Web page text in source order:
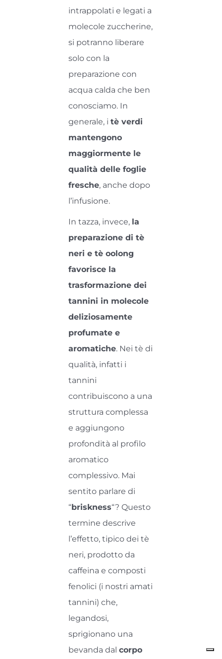
intrappolati e legati a
molecole zuccherine,
si potranno liberare
solo con la
preparazione con
acqua calda che ben
conosciamo. In
generale, i tè verdi
mantengono
maggiormente le
qualità delle foglie
fresche, anche dopo
l’infusione.
In tazza, invece, la
preparazione di tè
neri e tè oolong
favorisce la
trasformazione dei
tannini in molecole
deliziosamente
profumate e
aromatiche. Nei tè di
qualità, infatti i
tannini
contribuiscono a una
struttura complessa
e aggiungono
profondità al profilo
aromatico
complessivo. Mai
sentito parlare di
“ briskness“? Questo
termine descrive
l’effetto, tipico dei tè
neri, prodotto da
caffeina e composti
fenolici (i nostri amati
tannini) che,
legandosi,
sprigionano una
bevanda dal corpo